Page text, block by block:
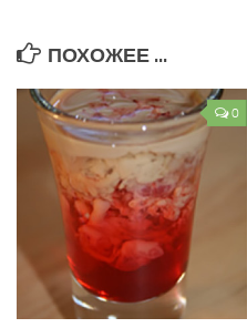
ПОХОЖЕЕ ...
0